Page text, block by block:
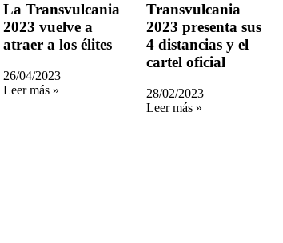
La Transvulcania
2023 vuelve a
atraer a los élites
26/04/2023
Leer más »
Transvulcania
2023 presenta sus
4 distancias y el
cartel oficial
28/02/2023
Leer más »